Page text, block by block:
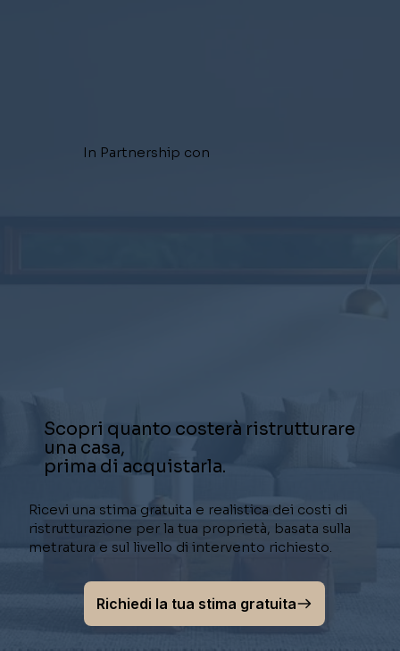
In Partnership con
Scopri quanto costerà ristrutturare
una casa,
prima di acquistarla.
Ricevi una stima gratuita e realistica dei costi di
ristrutturazione per la tua proprietà, basata sulla
metratura e sul livello di intervento richiesto.
Richiedi la tua stima gratuita